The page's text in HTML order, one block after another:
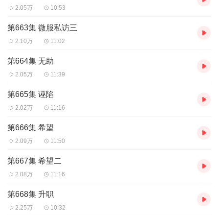
2.05万 10:53
第663集 微服私访三
2.10万 11:02
第664集 无助
2.05万 11:39
第665集 诬陷
2.02万 11:16
第666集 希望
2.09万 11:50
第667集 希望二
2.08万 11:16
第668集 升职
2.25万 10:32